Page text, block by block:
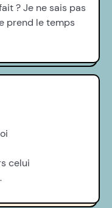
? Je ne sais pas
prend le temps
celui